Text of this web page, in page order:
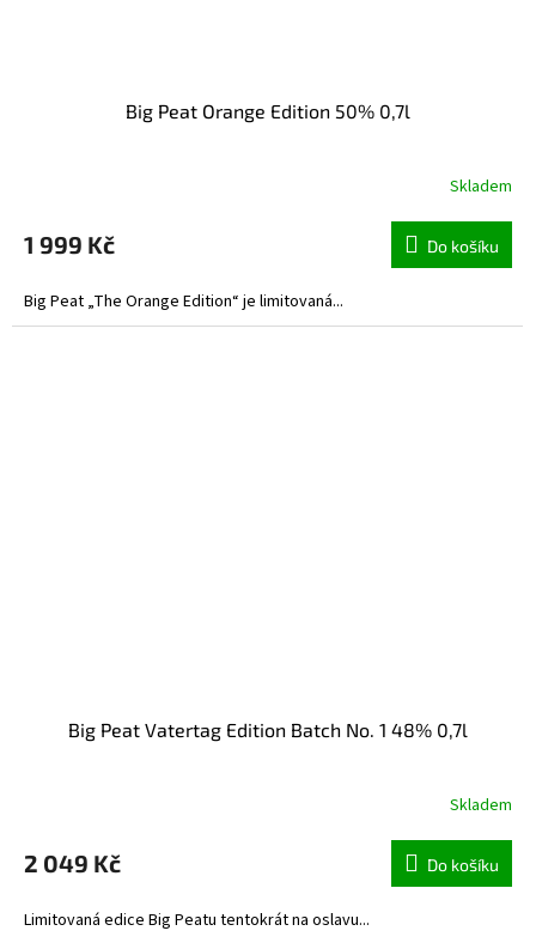
Big Peat Orange Edition 50% 0,7l
Skladem
1 999 Kč Do košíku
Big Peat „The Orange Edition“ je limitovaná...
Big Peat Vatertag Edition Batch No. 1 48% 0,7l
Skladem
2 049 Kč Do košíku
Limitovaná edice Big Peatu tentokrát na oslavu...